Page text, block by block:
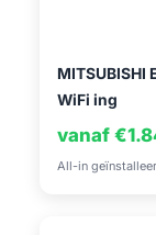
MITSUBISHI
WiFi ing
vanaf
All-in